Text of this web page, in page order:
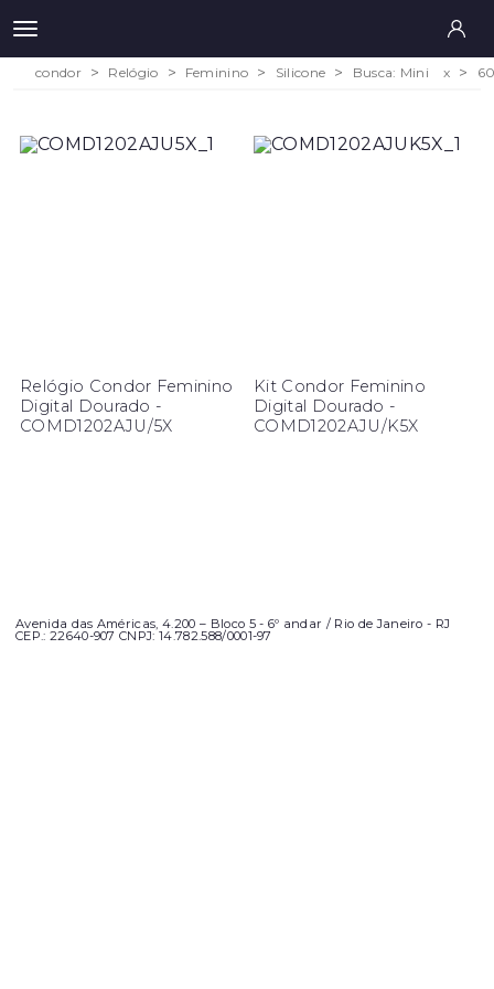
condor Relógio Feminino Silicone Busca: Mini x
Relógio Condor Feminino
Digital Dourado -
COMD1202AJU/5X
Kit Condor Feminino
Digital Dourado -
COMD1202AJU/K5X
Avenida das Américas, 4.200 – Bloco 5 - 6º andar / Rio de Janeiro - RJ
CEP.: 22640-907 CNPJ: 14.782.588/0001-97